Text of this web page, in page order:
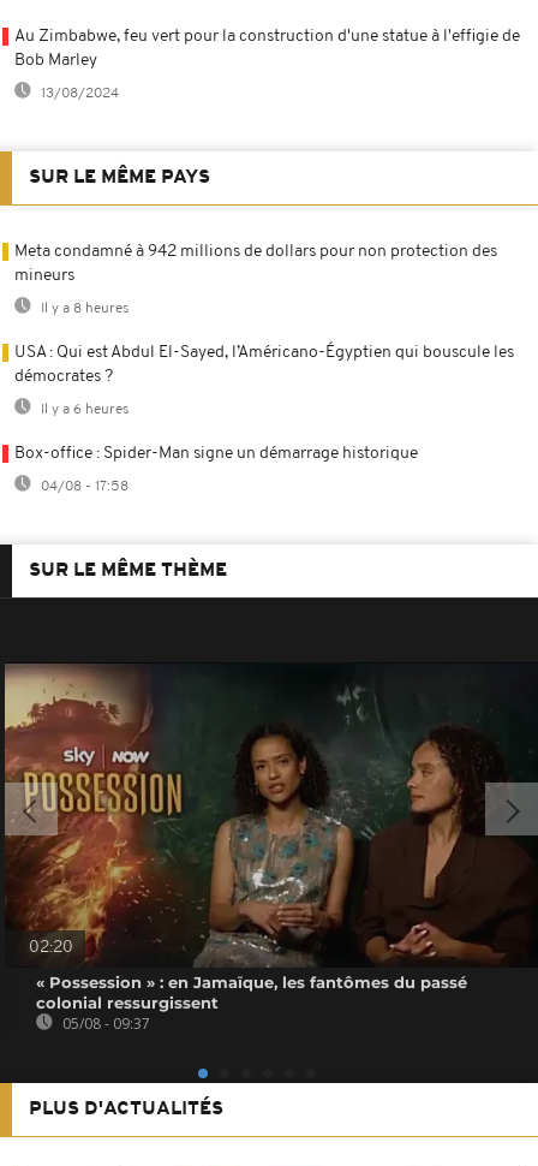
Au Zimbabwe, feu vert pour la construction d'une statue à l'effigie de
Bob Marley
13/08/2024
SUR LE MÊME PAYS
Meta condamné à 942 millions de dollars pour non protection des
mineurs
Il y a 8 heures
USA : Qui est Abdul El-Sayed, l’Américano-Égyptien qui bouscule les
démocrates ?
Il y a 6 heures
Box-office : Spider-Man signe un démarrage historique
04/08 - 17:58
SUR LE MÊME THÈME
02:20
« Possession » : en Jamaïque, les fantômes du passé
colonial ressurgissent
05/08 - 09:37
PLUS D'ACTUALITÉS